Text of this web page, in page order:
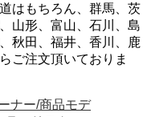
はもちろん、群馬、茨
山形、富山、石川、島
秋田、福井、香川、鹿
ご注文頂いておりま